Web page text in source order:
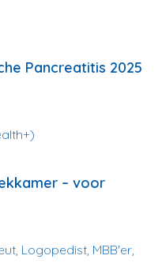
Pancreatitis 2025
– voor
Logopedist, MBB'er,